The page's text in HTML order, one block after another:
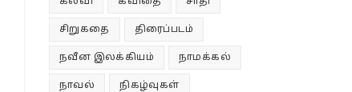
சிறுகதை திரைப்படம்
நவீன இலக்கியம் நாமக்கல்
நாவல் நிகழ்வுகள்